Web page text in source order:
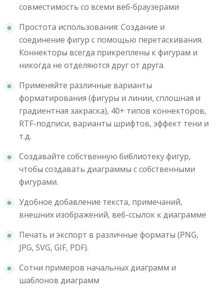
совместимость со всеми веб-браузерами
Простота использования: Создание и
соединение фигур с помощью перетаскивания.
Коннекторы всегда прикреплены к фигурам и
никогда не отделяются друг от друга.
Применяйте различные варианты
форматирования (фигуры и линии, сплошная и
градиентная закраска), 40+ типов коннекторов,
RTF-подписи, варианты шрифтов, эффект тени и
т.д.
Создавайте собственную библиотеку фигур,
чтобы создавать диаграммы с собственными
фигурами.
Удобное добавление текста, примечаний,
внешних изображений, веб-ссылок к диаграмме
Печать и экспорт в различные форматы (PNG,
JPG, SVG, GIF, PDF).
Сотни примеров начальных диаграмм и
шаблонов диаграмм